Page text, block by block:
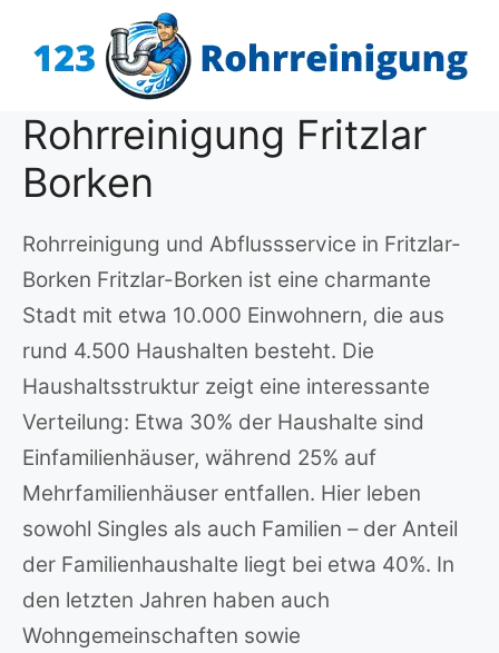
Inhalt
Rohrreinigung Fritzlar
Borken
Rohrreinigung und Abflussservice in Fritzlar-
Borken Fritzlar-Borken ist eine charmante
Stadt mit etwa 10.000 Einwohnern, die aus
rund 4.500 Haushalten besteht. Die
Haushaltsstruktur zeigt eine interessante
Verteilung: Etwa 30% der Haushalte sind
Einfamilienhäuser, während 25% auf
Mehrfamilienhäuser entfallen. Hier leben
sowohl Singles als auch Familien – der Anteil
der Familienhaushalte liegt bei etwa 40%. In
den letzten Jahren haben auch
Wohngemeinschaften sowie